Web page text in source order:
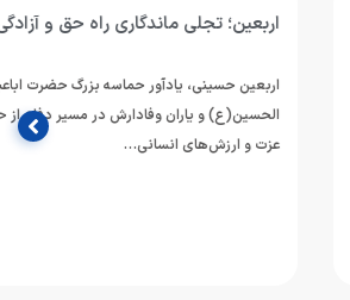
اربعین؛ تجلی ماندگاری راه حق و آزادگی
اربعین حسینی، یادآور حماسه بزرگ حضرت اباعبدالله
الحسین(ع) و یاران وفادارش در مسیر دفاع از حقیقت،
عزت و ارزش‌های انسانی…